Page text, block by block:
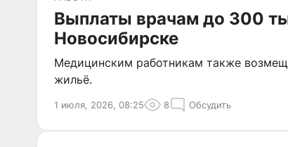
Выплаты врачам до 300
Новосибирске
Медицинским работникам также
жильё.
1 июля, 2026, 08:25 8 Обсудить